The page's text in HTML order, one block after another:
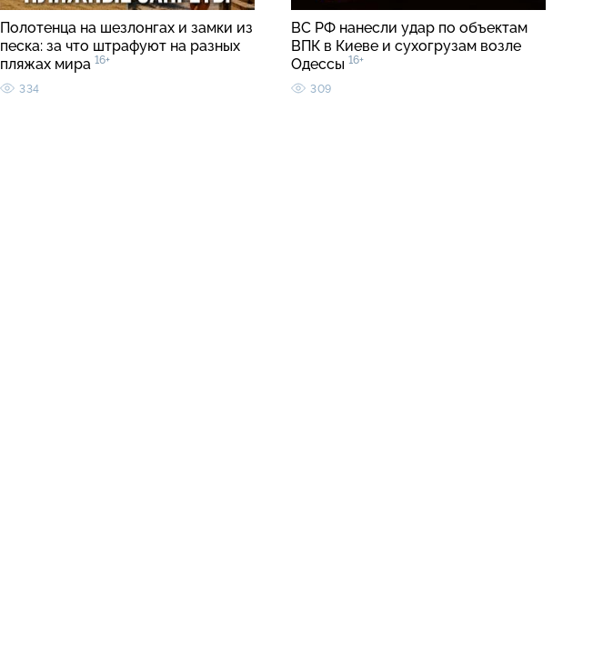
Полотенца на шезлонгах и замки из
песка: за что штрафуют на разных
пляжах мира 16+
334
ВС РФ нанесли удар по объектам
ВПК в Киеве и сухогрузам возле
Одессы 16+
309